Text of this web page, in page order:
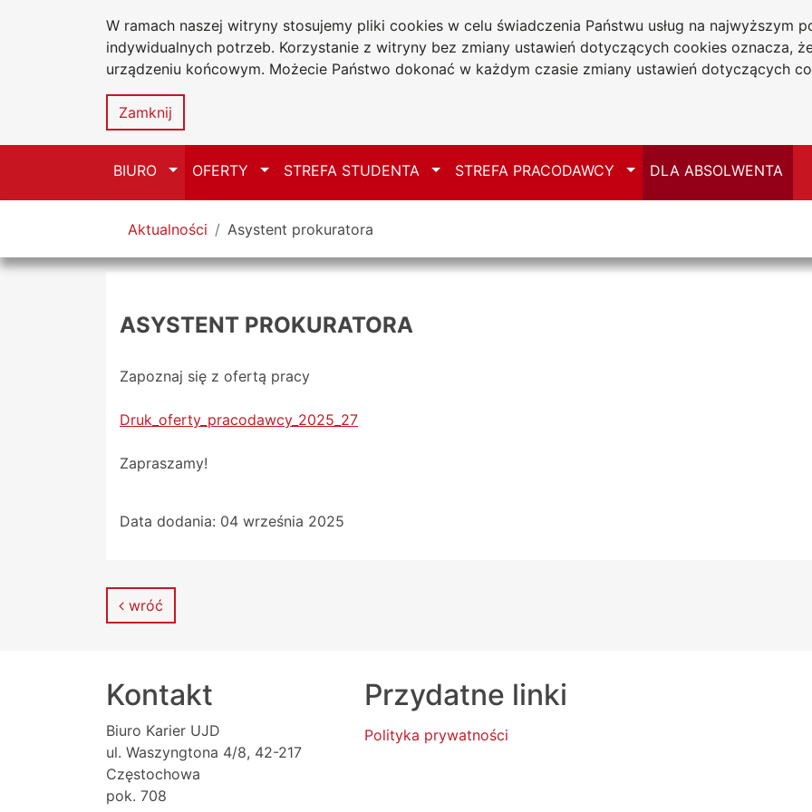
W ramach naszej witryny stosujemy pliki cookies w celu świadczenia Państwu usług na najwyższym
indywidualnych potrzeb. Korzystanie z witryny bez zmiany ustawień dotyczących cookies oznacza,
urządzeniu końcowym. Możecie Państwo dokonać w każdym czasie zmiany ustawień dotyczących
Zamknij
Przejdź do głównego menu
Przejdź do treści
Przejdź do wyszukiwarki
Przejdź do mapy serwisuUniwersytet
Jana Długosza w Częstochowie
Biuro Karier
Mapa serwisu
BIURO Przełącz
OFERTY Przełącz
STREFA STUDENTA Przełącz
STREFA PRACODAWCY PrzełączDLA ABSOLWENTA
Tutaj jesteś
Aktualności Asystent prokuratora
ASYSTENT PROKURATORA
Zapoznaj się z ofertą pracy
Druk_oferty_pracodawcy_2025_27
Zapraszamy!
Data dodania: 04 września 2025
wróć
Kontakt
Biuro Karier UJD
ul. Waszyngtona 4/8, 42-217
Częstochowa
pok. 708
Przydatne linki
Polityka prywatności